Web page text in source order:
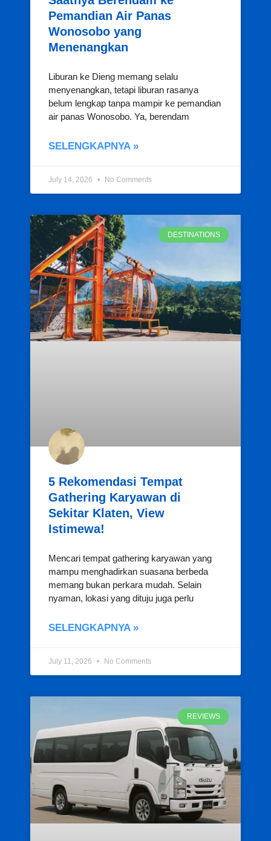
Pemandian Air Panas
Wonosobo yang
Menenangkan
Liburan ke Dieng memang selalu
menyenangkan, tetapi liburan rasanya
belum lengkap tanpa mampir ke pemandian
air panas Wonosobo. Ya, berendam
SELENGKAPNYA »
July 14, 2026 No Comments
DESTINATIONS
5 Rekomendasi Tempat
Gathering Karyawan di
Sekitar Klaten, View
Istimewa!
Mencari tempat gathering karyawan yang
mampu menghadirkan suasana berbeda
memang bukan perkara mudah. Selain
nyaman, lokasi yang dituju juga perlu
SELENGKAPNYA »
July 11, 2026 No Comments
REVIEWS